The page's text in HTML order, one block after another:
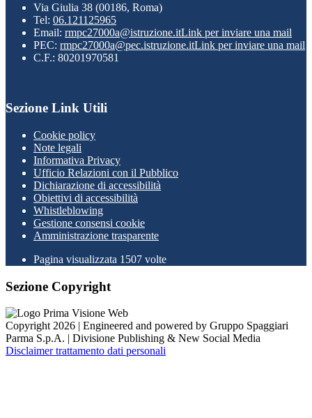
Via Giulia 38 (00186, Roma)
Tel: 06.121125965
Email: rmpc27000a@istruzione.itLink per inviare una mail
PEC: rmpc27000a@pec.istruzione.itLink per inviare una mail
C.F.: 80201970581
Sezione Link Utili
Cookie policy
Note legali
Informativa Privacy
Ufficio Relazioni con il Pubblico
Dichiarazione di accessibilità
Obiettivi di accessibilità
Whistleblowing
Gestione consensi cookie
Amministrazione trasparente
Pagina visualizzata 1507 volte
Sezione Copyright
Copyright 2026 | Engineered and powered by Gruppo Spaggiari
Parma S.p.A. | Divisione Publishing & New Social Media
Disclaimer trattamento dati personali